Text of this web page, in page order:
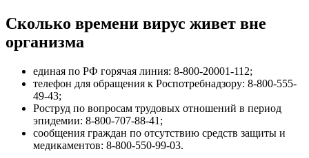
Сколько времени вирус живет вне
организма
единая по РФ горячая линия: 8-800-20001-112;
телефон для обращения к Роспотребнадзору: 8-800-555-
49-43;
Роструд по вопросам трудовых отношений в период
эпидемии: 8-800-707-88-41;
сообщения граждан по отсутствию средств защиты и
медикаментов: 8-800-550-99-03.